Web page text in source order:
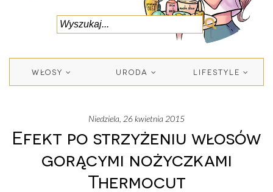
WŁOSY URODA LIFESTYLE
niedziela, 26 kwietnia 2015
Efekt po strzyżeniu włosów
gorącymi nożyczkami
Thermocut